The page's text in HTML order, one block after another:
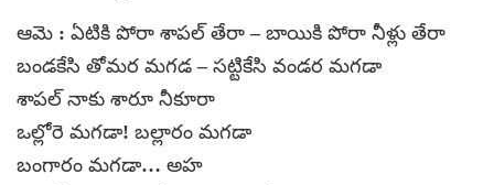
ఆమె : ఏటికి పోరా శాపల్‌ తేరా – బాయికి పోరా నీళ్లు తేరా
బండకేసి తోమర మగడ – సట్టికేసి వండర మగడా
శాపల్‌ నాకు శారూ నీకూరా
ఒల్లోరె మగడా! బల్లారం మగడా
బంగారం మగడా… అహ